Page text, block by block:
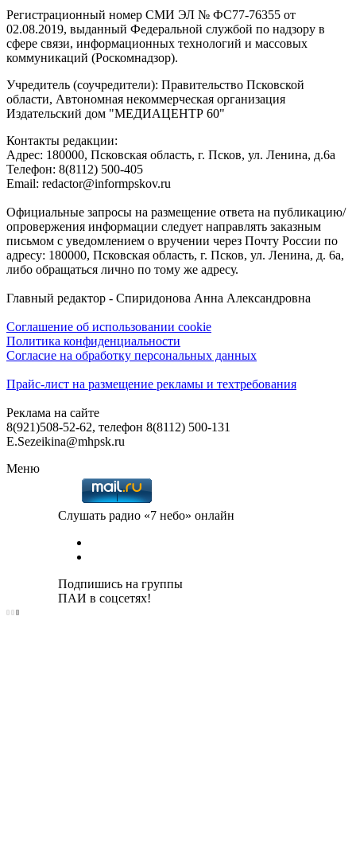
Регистрационный номер СМИ ЭЛ № ФС77-76355 от
02.08.2019, выданный Федеральной службой по надзору в
сфере связи, информационных технологий и массовых
коммуникаций (Роскомнадзор).
Учредитель (соучредители): Правительство Псковской
области, Автономная некоммерческая организация
Издательский дом "МЕДИАЦЕНТР 60"
Контакты редакции:
Адреc: 180000, Псковская область, г. Псков, ул. Ленина, д.6а
Телефон: 8(8112) 500-405
Email: redactor@informpskov.ru
Официальные запросы на размещение ответа на публикацию/
опровержения информации следует направлять заказным
письмом с уведомлением о вручении через Почту России по
адресу: 180000, Псковская область, г. Псков, ул. Ленина, д. 6а,
либо обращаться лично по тому же адресу.
Главный редактор - Спиридонова Анна Александровна
Соглашение об использовании cookie
Политика конфиденциальности
Согласие на обработку персональных данных
Прайс-лист на размещение рекламы и техтребования
Реклама на сайте
8(921)508-52-62, телефон 8(8112) 500-131
E.Sezeikina@mhpsk.ru
Меню
Слушать радио «7 небо» онлайн
Подпишись на группы
ПАИ в соцсетях!